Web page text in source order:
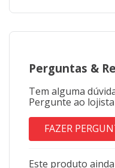
Perguntas &
Tem alguma
Pergunte ao
FAZER
Este produto